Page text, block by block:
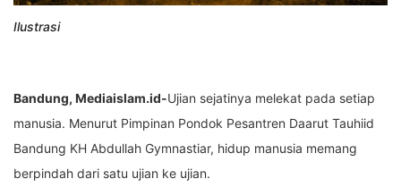
Ilustrasi
Bandung, Mediaislam.id-Ujian sejatinya melekat pada setiap
manusia. Menurut Pimpinan Pondok Pesantren Daarut Tauhiid
Bandung KH Abdullah Gymnastiar, hidup manusia memang
berpindah dari satu ujian ke ujian.